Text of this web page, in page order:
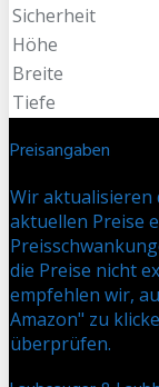
Sicherheit
Höhe
Breite
Tiefe
Preisangaben
Wir aktualisieren
aktuellen Preise
die Preise nicht
empfehlen wir,
Amazon" zu
überprüfen.